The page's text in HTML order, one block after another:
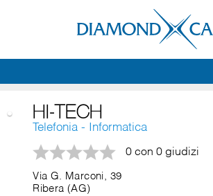
HI-TECH
Telefonia - Informatica
0 con 0 giudizi
Via G. Marconi, 39
Ribera (AG)